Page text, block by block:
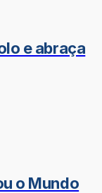
e abraça
o Mundo